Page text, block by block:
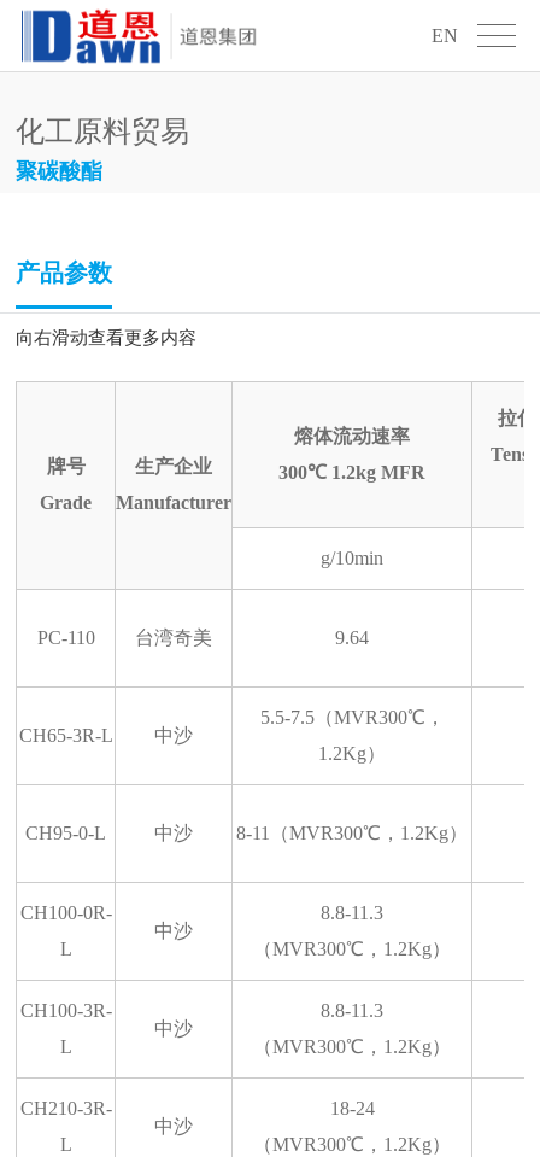
EN
化工原料贸易
聚碳酸酯
产品参数
向右滑动查看更多内容
牌号
Grade
生产企业
Manufacturer
熔体流动速率
300℃ 1.2kg MFR
拉
g/10min
PC-110 台湾奇美 9.64
CH65-3R-L 中沙
5.5-7.5（MVR300℃，
1.2Kg）
CH95-0-L 中沙 8-11（MVR300℃， 1.2Kg）
CH100-0R-
L
中沙
8.8-11.3
（MVR300℃，1.2Kg）
CH100-3R-
L
中沙
8.8-11.3
（MVR300℃，1.2Kg）
CH210-3R-
L
中沙
18-24
（MVR300℃，1.2Kg）